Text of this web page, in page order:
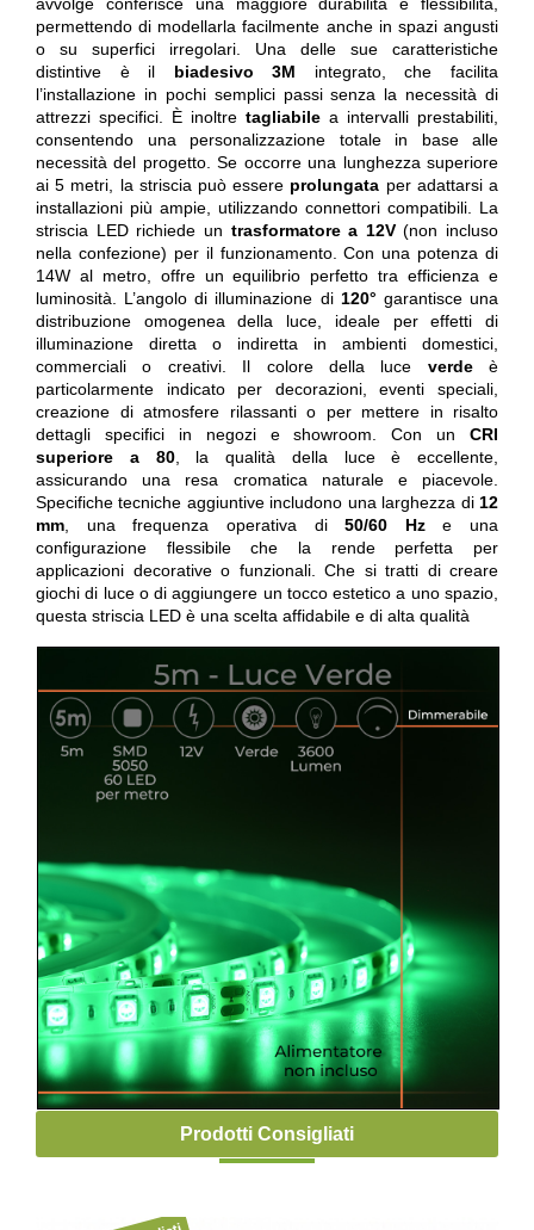
permettendo di modellarla facilmente anche in spazi angusti
o su superfici irregolari. Una delle sue caratteristiche
distintive è il biadesivo 3M integrato, che facilita
l’installazione in pochi semplici passi senza la necessità di
attrezzi specifici. È inoltre tagliabile a intervalli prestabiliti,
consentendo una personalizzazione totale in base alle
necessità del progetto. Se occorre una lunghezza superiore
ai 5 metri, la striscia può essere prolungata per adattarsi a
installazioni più ampie, utilizzando connettori compatibili. La
striscia LED richiede un trasformatore a 12V(non incluso
nella confezione) per il funzionamento. Con una potenza di
14W al metro, offre un equilibrio perfetto tra efficienza e
luminosità. L’angolo di illuminazione di 120° garantisce una
distribuzione omogenea della luce, ideale per effetti di
illuminazione diretta o indiretta in ambienti domestici,
commerciali o creativi. Il colore della luce verdeè
particolarmente indicato per decorazioni, eventi speciali,
creazione di atmosfere rilassanti o per mettere in risalto
dettagli specifici in negozi e showroom. Con un CRI
superiore a 80, la qualità della luce è eccellente,
assicurando una resa cromatica naturale e piacevole.
Specifiche tecniche aggiuntive includono una larghezza di 12
mm , una frequenza operativa di50/60 Hze una
configurazione flessibile che la rende perfetta per
applicazioni decorative o funzionali. Che si tratti di creare
giochi di luce o di aggiungere un tocco estetico a uno spazio,
questa striscia LED è una scelta affidabile e di alta qualità
Prodotti Consigliati